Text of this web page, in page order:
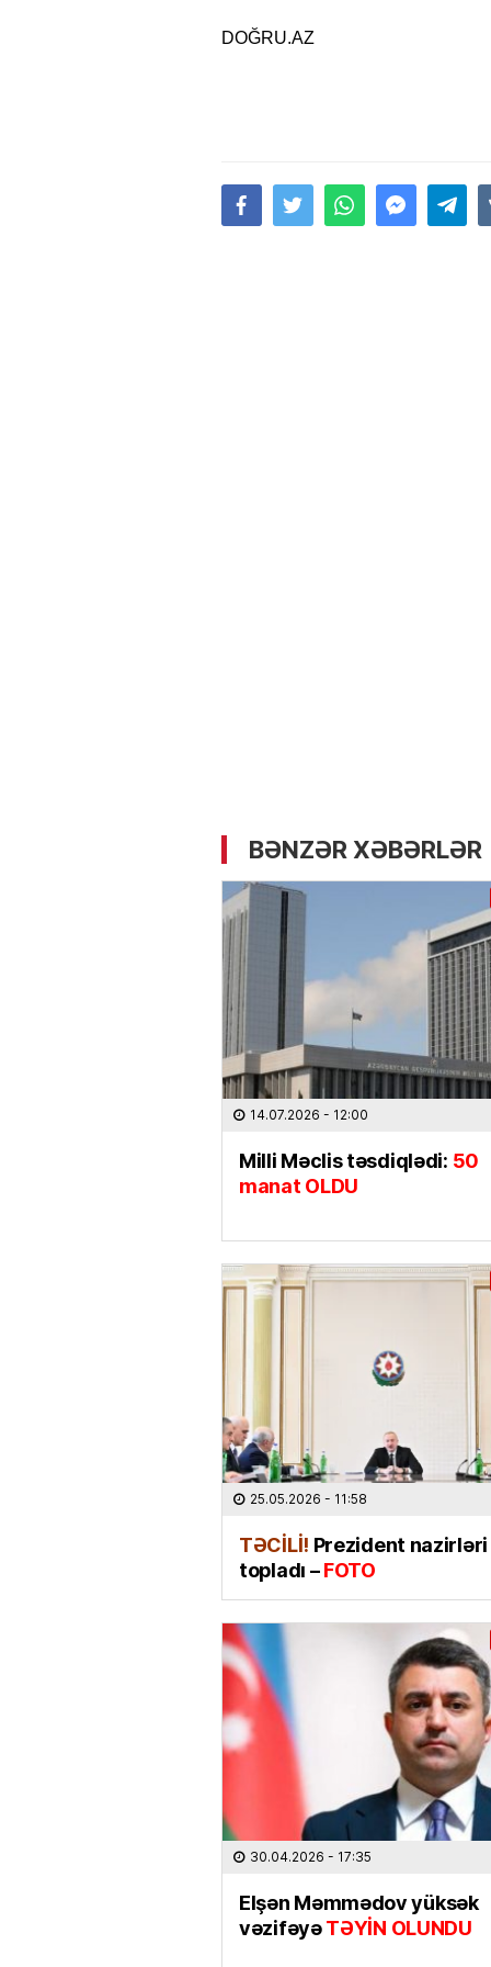
DOĞRU.AZ
BƏNZƏR XƏBƏRLƏR
14.07.2026 - 12:00
Milli Məclis təsdiqlədi: 50
manat OLDU
25.05.2026 - 11:58
TƏCİLİ! Prezident nazirləri
topladı –FOTO
30.04.2026 - 17:35
Elşən Məmmədov yüksək
vəzifəyəTƏYİN OLUNDU